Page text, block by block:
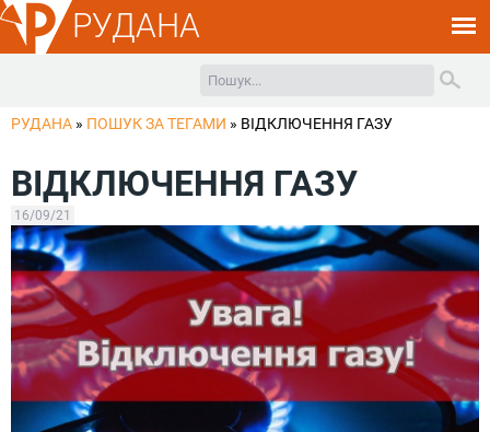
РУДАНА
РУДАНА » ПОШУК ЗА ТЕГАМИ » ВІДКЛЮЧЕННЯ ГАЗУ
ВІДКЛЮЧЕННЯ ГАЗУ
16/09/21